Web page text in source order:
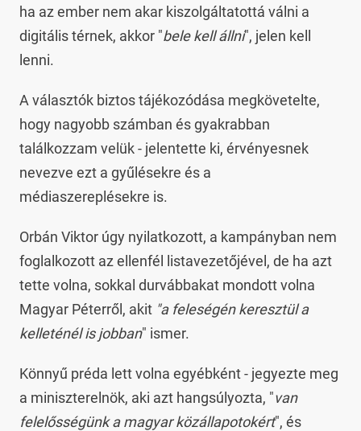
ha az ember nem akar kiszolgáltatottá válni a
digitális térnek, akkor "bele kell állni", jelen kell
lenni.
A választók biztos tájékozódása megkövetelte,
hogy nagyobb számban és gyakrabban
találkozzam velük - jelentette ki, érvényesnek
nevezve ezt a gyűlésekre és a
médiaszereplésekre is.
Orbán Viktor úgy nyilatkozott, a kampányban nem
foglalkozott az ellenfél listavezetőjével, de ha azt
tette volna, sokkal durvábbakat mondott volna
Magyar Péterről, akit "a feleségén keresztül a
kelleténél is jobban" ismer.
Könnyű préda lett volna egyébként - jegyezte meg
a miniszterelnök, aki azt hangsúlyozta, "van
felelősségünk a magyar közállapotokért", és